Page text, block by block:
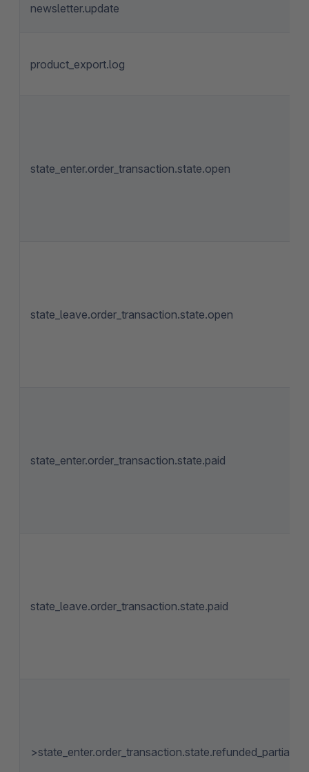
newsletter.update
product_export.log
state_enter.order_transaction.state.open
state_leave.order_transaction.state.open
state_enter.order_transaction.state.paid
state_leave.order_transaction.state.paid
>state_enter.order_transaction.state.refunded_partially